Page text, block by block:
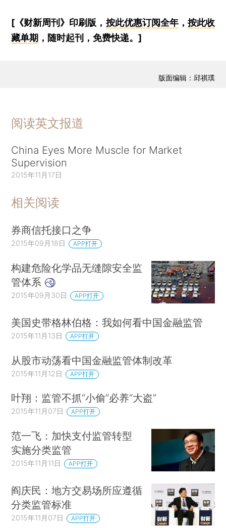
[《财新周刊》印刷版， 按此优惠订阅全年， 按此收
藏单期 ，随时起刊，免费快递。]
版面编辑：邱祺璞
阅读英文报道
China Eyes More Muscle for Market
Supervision
2015年11月17日
相关阅读
券商信托接口之争
2015年09月18日 APP打开
构建危险化学品无缝隙安全监
管体系
2015年09月30日 APP打开
美国史带格林伯格：我如何看中国金融监管
2015年11月13日 APP打开
从股市动荡看中国金融监管体制改革
2015年11月12日 APP打开
叶翔：监管不抓“小偷”必养“大盗”
2015年11月07日 APP打开
范一飞：加快支付监管转型
实施分类监管
2015年11月11日 APP打开
阎庆民：地方交易场所应遵循
分类监管标准
2015年11月07日 APP打开